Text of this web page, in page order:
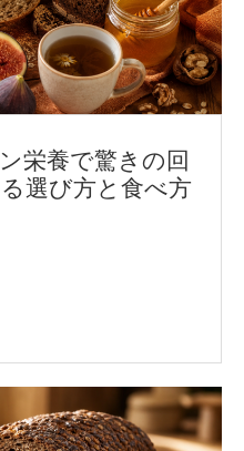
栄養で驚きの回
選び方と食べ方